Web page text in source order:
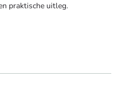
praktische uitleg.